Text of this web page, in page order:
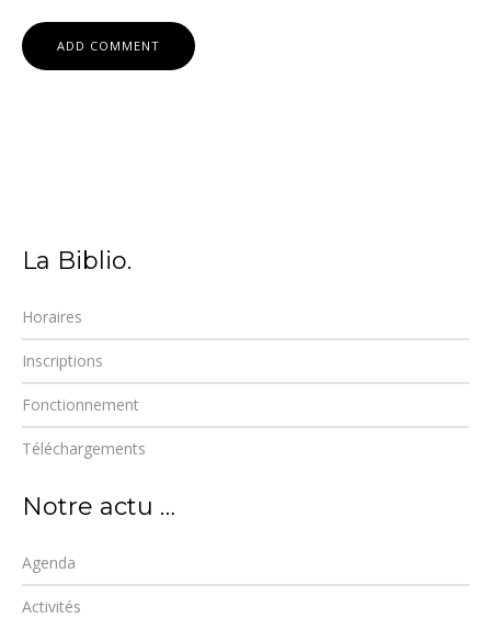
La Biblio.
Horaires
Inscriptions
Fonctionnement
Téléchargements
Notre actu …
Agenda
Activités